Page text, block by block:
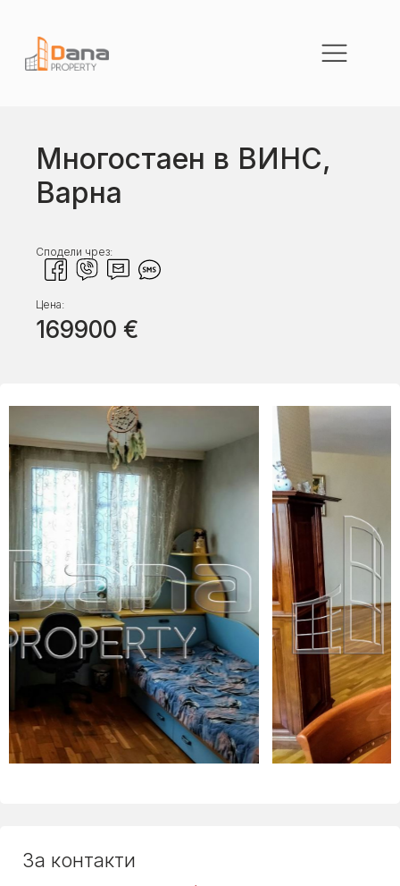
Многостаен в ВИНС,
Варна
Сподели чрез:
Цена:
169900 €
За контакти